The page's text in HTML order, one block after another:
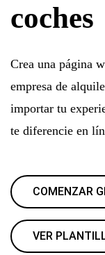
coches
Crea una página
empresa de
importar tu
te diferencie en
COMENZAR
VER